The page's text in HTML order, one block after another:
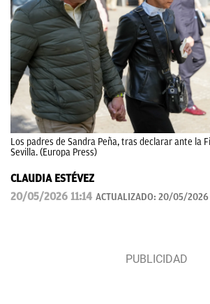
Los padres de Sandra Peña, tras declarar ante la
Sevilla. (Europa Press)
CLAUDIA ESTÉVEZ
20/05/2026 11:14 ACTUALIZADO: 20/05/2026